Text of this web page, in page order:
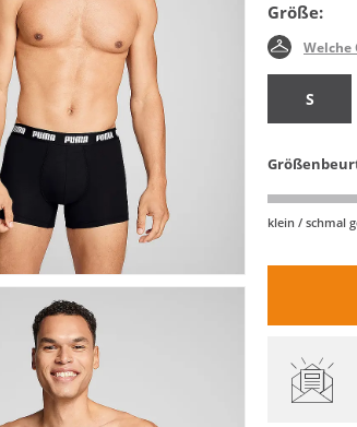
Größe:
Welche
S
klein / schmal